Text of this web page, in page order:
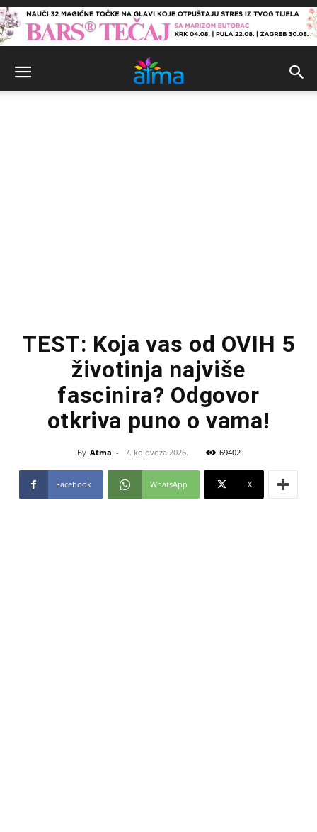
TEST: Koja vas od OVIH 5
životinja najviše
fascinira? Odgovor
otkriva puno o vama!
By Atma - 7. kolovoza 2026. 69402
Facebook WhatsApp X